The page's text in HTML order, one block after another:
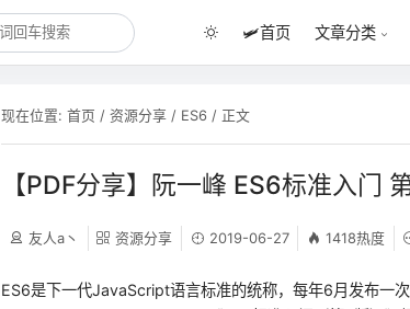
🛩️首页 文章分类
现在位置:首页 /资源分享 / ES6 / 正文
【PDF分享】阮一峰 ES6标准入门
友人a丶 资源分享 2019-06-27 1418热度
ES6是下一代JavaScript语言标准的统称，每年6月发布一